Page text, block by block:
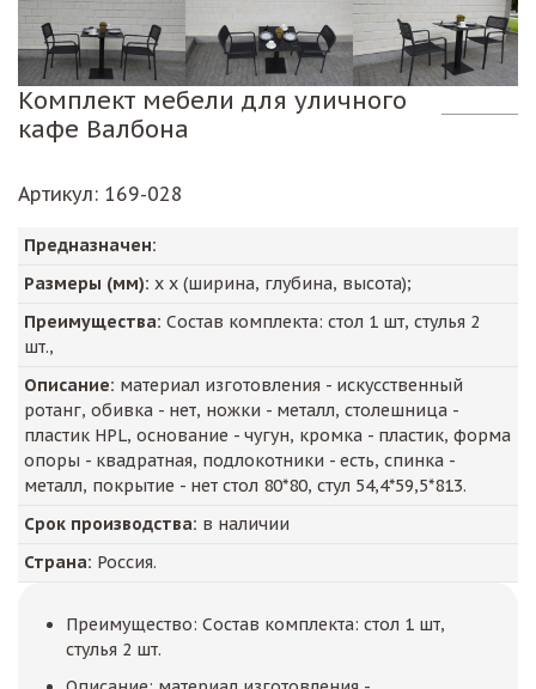
Комплект мебели для уличного
кафе Валбона
Артикул: 169-028
Предназначен:
Размеры (мм): х х (ширина, глубина, высота);
Преимущества: Состав комплекта: стол 1 шт, стулья 2
шт.,
Описание: материал изготовления - искусственный
ротанг, обивка - нет, ножки - металл, столешница -
пластик HPL, основание - чугун, кромка - пластик, форма
опоры - квадратная, подлокотники - есть, спинка -
металл, покрытие - нет стол 80*80, стул 54,4*59,5*813.
Срок производства: в наличии
Страна: Россия.
Преимущество: Состав комплекта: стол 1 шт,
стулья 2 шт.